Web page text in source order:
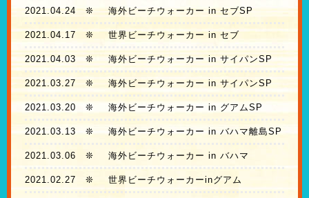
2021.04.24 ❊ 海外ビーチウォーカー in セブSP
2021.04.17 ❊ 世界ビーチウォーカー in セブ
2021.04.03❊ 海外ビーチウォーカー in サイパンSP
2021.03.27 ❊ 海外ビーチウォーカー in サイパンSP
2021.03.20 ❊ 海外ビーチウォーカー in グアムSP
2021.03.13 ❊ 海外ビーチウォーカー in バハマ離島SP
2021.03.06 ❊ 海外ビーチウォーカー in バハマ
2021.02.27 ❊ 世界ビーチウォーカーinグアム